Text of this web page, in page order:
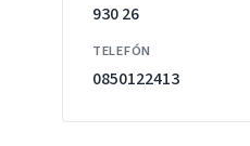
930 26
TELEFÓN
0850122413